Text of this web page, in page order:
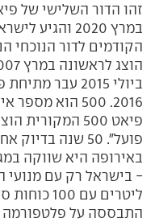
הקודמים לדור הנוכחי
ביולי 2015
2016. 500 הוא
באירופה היא שווקה
התבססה על פלטפורמה